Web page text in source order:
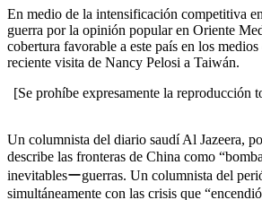
En medio de la intensificación competitiva
guerra por la opinión popular en Oriente
cobertura favorable a este país en los
reciente visita de Nancy Pelosi a Taiwán.
[Se prohíbe expresamente la reproducción
Un columnista del diario saudí Al Jazeera,
describe las fronteras de China como
inevitablesーguerras. Un columnista del
simultáneamente con las crisis que